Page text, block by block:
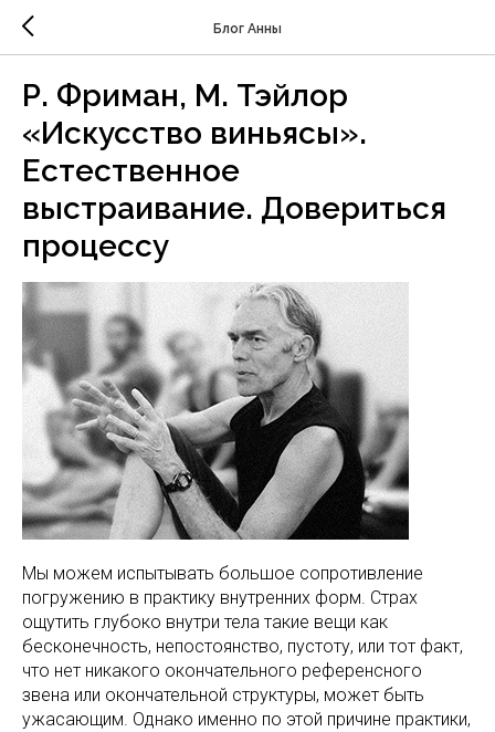
Блог Анны
Р. Фриман, М. Тэйлор
«Искусство виньясы».
Естественное
выстраивание. Довериться
процессу
Мы можем испытывать большое сопротивление
погружению в практику внутренних форм. Страх
ощутить глубоко внутри тела такие вещи как
бесконечность, непостоянство, пустоту, или тот факт,
что нет никакого окончательного референсного
звена или окончательной структуры, может быть
ужасающим. Однако именно по этой причине практики,